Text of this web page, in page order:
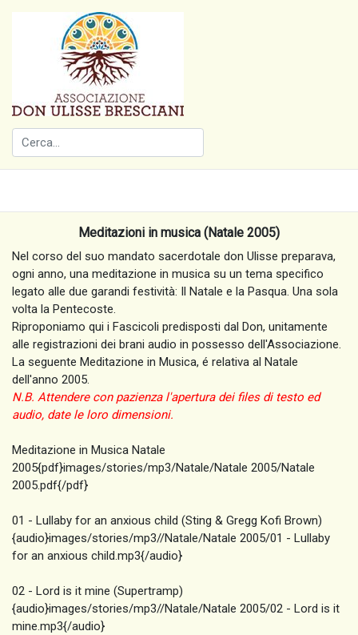
Meditazioni in musica (Natale 2005)
Nel corso del suo mandato sacerdotale don Ulisse preparava,
ogni anno, una meditazione in musica su un tema specifico
legato alle due garandi festività: Il Natale e la Pasqua. Una sola
volta la Pentecoste.
Riproponiamo qui i Fascicoli predisposti dal Don, unitamente
alle registrazioni dei brani audio in possesso dell'Associazione.
La seguente Meditazione in Musica, é relativa al Natale
dell'anno 2005.
N.B. Attendere con pazienza l'apertura dei files di testo ed
audio, date le loro dimensioni.
Meditazione in Musica Natale
2005{pdf}images/stories/mp3/Natale/Natale 2005/Natale
2005.pdf{/pdf}
01 - Lullaby for an anxious child (Sting & Gregg Kofi Brown)
{audio}images/stories/mp3//Natale/Natale 2005/01 - Lullaby
for an anxious child.mp3{/audio}
02 - Lord is it mine (Supertramp)
{audio}images/stories/mp3//Natale/Natale 2005/02 - Lord is it
mine.mp3{/audio}